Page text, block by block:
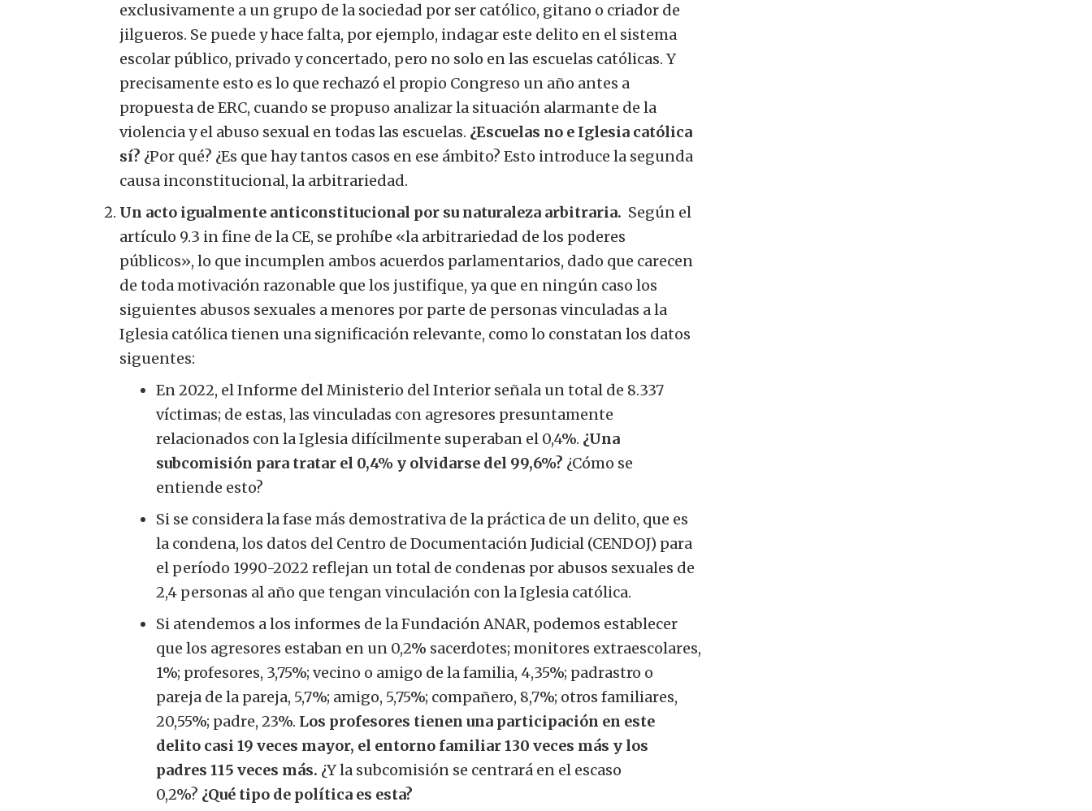
exclusivamente a un grupo de la sociedad por ser católico, gitano o criador de
jilgueros. Se puede y hace falta, por ejemplo, indagar este delito en el sistema
escolar público, privado y concertado, pero no solo en las escuelas católicas. Y
precisamente esto es lo que rechazó el propio Congreso un año antes a
propuesta de ERC, cuando se propuso analizar la situación alarmante de la
violencia y el abuso sexual en todas las escuelas. ¿Escuelas no e Iglesia católica
sí? ¿Por qué? ¿Es que hay tantos casos en ese ámbito? Esto introduce la segunda
causa inconstitucional, la arbitrariedad.
Un acto igualmente anticonstitucional por su naturaleza arbitraria. Según el
artículo 9.3 in fine de la CE, se prohíbe «la arbitrariedad de los poderes
públicos», lo que incumplen ambos acuerdos parlamentarios, dado que carecen
de toda motivación razonable que los justifique, ya que en ningún caso los
siguientes abusos sexuales a menores por parte de personas vinculadas a la
Iglesia católica tienen una significación relevante, como lo constatan los datos
siguentes:
En 2022, el Informe del Ministerio del Interior señala un total de 8.337
víctimas; de estas, las vinculadas con agresores presuntamente
relacionados con la Iglesia difícilmente superaban el 0,4%. ¿Una
subcomisión para tratar el 0,4% y olvidarse del 99,6%? ¿Cómo se
entiende esto?
Si se considera la fase más demostrativa de la práctica de un delito, que es
la condena, los datos del Centro de Documentación Judicial (CENDOJ) para
el período 1990-2022 reflejan un total de condenas por abusos sexuales de
2,4 personas al año que tengan vinculación con la Iglesia católica.
Si atendemos a los informes de la Fundación ANAR, podemos establecer
que los agresores estaban en un 0,2% sacerdotes; monitores extraescolares,
1%; profesores, 3,75%; vecino o amigo de la familia, 4,35%; padrastro o
pareja de la pareja, 5,7%; amigo, 5,75%; compañero, 8,7%; otros familiares,
20,55%; padre, 23%. Los profesores tienen una participación en este
delito casi 19 veces mayor, el entorno familiar 130 veces más y los
padres 115 veces más. ¿Y la subcomisión se centrará en el escaso
0,2%? ¿Qué tipo de política es esta?